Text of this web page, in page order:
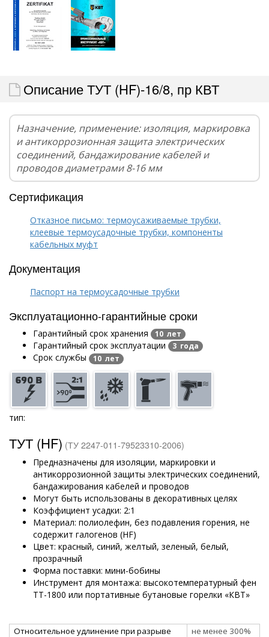
Описание ТУТ (HF)-16/8, пр КВТ
Назначение, применение: изоляция, маркировка
и антикоррозионная защита электрических
соединений, бандажирование кабелей и
проводов диаметрами 8-16 мм
Сертификация
Отказное письмо: термоусаживаемые трубки,
клеевые термоусадочные трубки, компоненты
кабельных муфт
Документация
Паспорт на термоусадочные трубки
Эксплуатационно-гарантийные сроки
Гарантийный срок хранения 10 лет
Гарантийный срок эксплуатации 3 года
Срок службы 10 лет
тип:
ТУТ (HF) (ТУ 2247-011-79523310-2006)
Предназначены для изоляции, маркировки и
антикоррозионной защиты электрических соединений,
бандажирования кабелей и проводов
Могут быть использованы в декоративных целях
Коэффициент усадки: 2:1
Материал: полиолефин, без подавления горения, не
содержит галогенов (HF)
Цвет: красный, синий, желтый, зеленый, белый,
прозрачный
Форма поставки: мини-бобины
Инструмент для монтажа: высокотемпературный фен
ТТ-1800 или портативные бутановые горелки «КВТ»
Относительное удлинение при разрыве
не менее 300%